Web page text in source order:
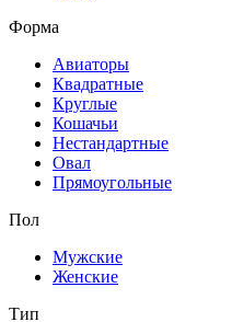
Форма
Авиаторы
Квадратные
Круглые
Кошачьи
Нестандартные
Овал
Прямоугольные
Пол
Мужские
Женские
Тип